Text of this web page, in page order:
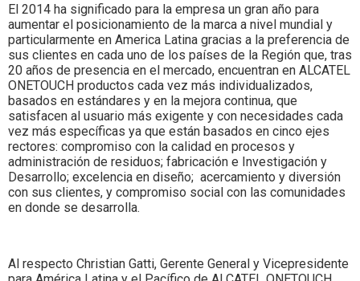
El 2014 ha significado para la empresa un gran año para
aumentar el posicionamiento de la marca a nivel mundial y
particularmente en America Latina gracias a la preferencia de
sus clientes en cada uno de los países de la Región que, tras
20 años de presencia en el mercado, encuentran en ALCATEL
ONETOUCH productos cada vez más individualizados,
basados en estándares y en la mejora continua, que
satisfacen al usuario más exigente y con necesidades cada
vez más específicas ya que están basados en cinco ejes
rectores: compromiso con la calidad en procesos y
administración de residuos; fabricación e Investigación y
Desarrollo; excelencia en diseño; acercamiento y diversión
con sus clientes, y compromiso social con las comunidades
en donde se desarrolla.
Al respecto Christian Gatti, Gerente General y Vicepresidente